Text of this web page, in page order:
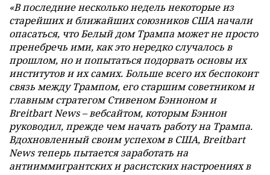
«В последние несколько недель некоторые из
старейших и ближайших союзников США начали
опасаться, что Белый дом Трампа может не просто
пренебречь ими, как это нередко случалось в
прошлом, но и попытаться подорвать основы их
институтов и их самих. Больше всего их беспокоит
связь между Трампом, его старшим советником и
главным стратегом Стивеном Бэнноном и
Breitbart News – вебсайтом, которым Бэннон
руководил, прежде чем начать работу на Трампа.
Вдохновленный своим успехом в США, Breitbart
News теперь пытается заработать на
антииммигрантских и расистских настроениях в